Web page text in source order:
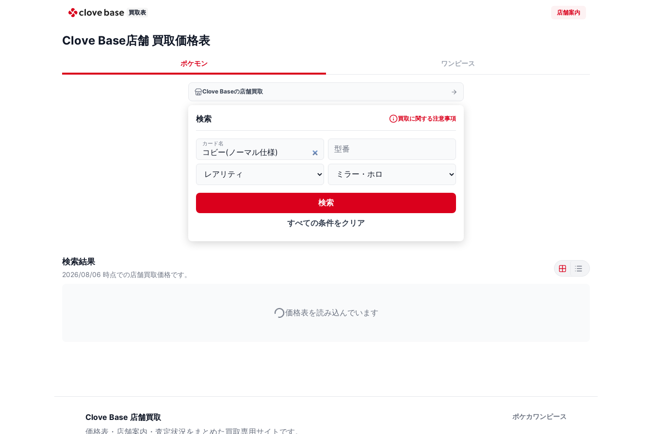
買取表 店舗案内
Clove Base店舗 買取価格表
ポケモン ワンピース
Clove Baseの店舗買取
検索 買取に関する注意事項
カード名
型番
検索
すべての条件をクリア
検索結果
2026/08/06 時点での店舗買取価格です。
価格表を読み込んでいます
Clove Base 店舗買取
価格表・店舗案内・査定状況をまとめた買取専用サイトです。
ポケカワンピース